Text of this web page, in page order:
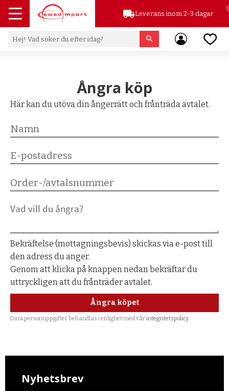
Meny
local_shippingLeverans inom 2-3 dagar
Ångra köp
Här kan du utöva din ångerrätt och frånträda avtalet.
Bekräftelse (mottagningsbevis) skickas via e-post till
den adress du anger.
Genom att klicka på knappen nedan bekräftar du
uttryckligen att du frånträder avtalet.
Ångra köpet
Dina personuppgifter behandlas i enlighet med vårintegritetspolicy.
Nyhetsbrev